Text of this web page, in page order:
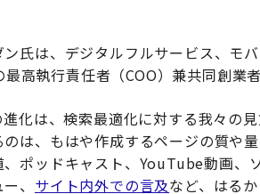
氏は、デジタルフルサービス、モ
最高執行責任者（COO）兼共同創業者
化は、検索最適化に対する我々の
は、もはや作成するページの質や
ポッドキャスト、YouTube動画、
、 サイト内外での言及など、はる